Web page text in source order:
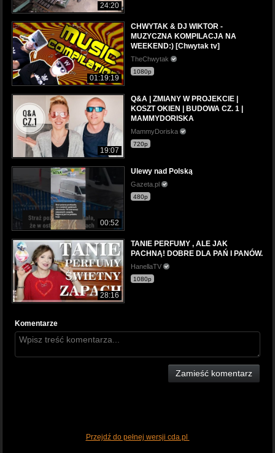
24:20
01:19:19
CHWYTAK & DJ WIKTOR -
MUZYCZNA KOMPILACJA NA
WEEKEND:) [Chwytak tv]
TheChwytak
1080p
19:07
Q&A | ZMIANY W PROJEKCIE |
KOSZT OKIEN | BUDOWA CZ. 1 |
MAMMYDORISKA
MammyDoriska
720p
00:52
Ulewy nad Polską
Gazeta.pl
480p
28:16
TANIE PERFUMY , ALE JAK
PACHNĄ! DOBRE DLA PAŃ I PANÓW.
HanellaTV
1080p
Komentarze
Zamieść komentarz
Przejdź do pełnej wersji cda.pl